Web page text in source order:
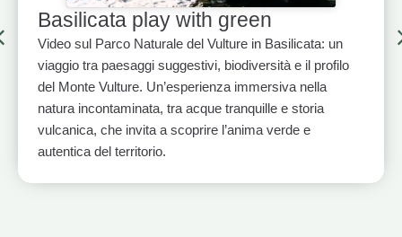
Basilicata play with green
Video sul Parco Naturale del Vulture in Basilicata: un
viaggio tra paesaggi suggestivi, biodiversità e il profilo
del Monte Vulture. Un’esperienza immersiva nella
natura incontaminata, tra acque tranquille e storia
vulcanica, che invita a scoprire l’anima verde e
autentica del territorio.